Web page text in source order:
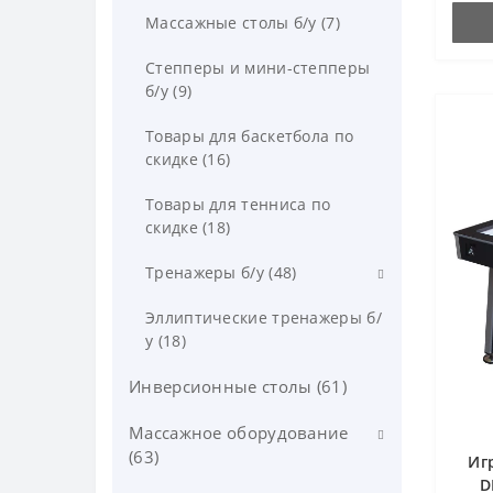
Массажные столы б/у (7)
Степперы и мини-степперы
б/у (9)
Товары для баскетбола по
скидке (16)
Товары для тенниса по
скидке (18)
Тренажеры б/у (48)
Силовые скамьи (9)
Эллиптические тренажеры б/
у (18)
Инверсионные столы (61)
Массажное оборудование
(63)